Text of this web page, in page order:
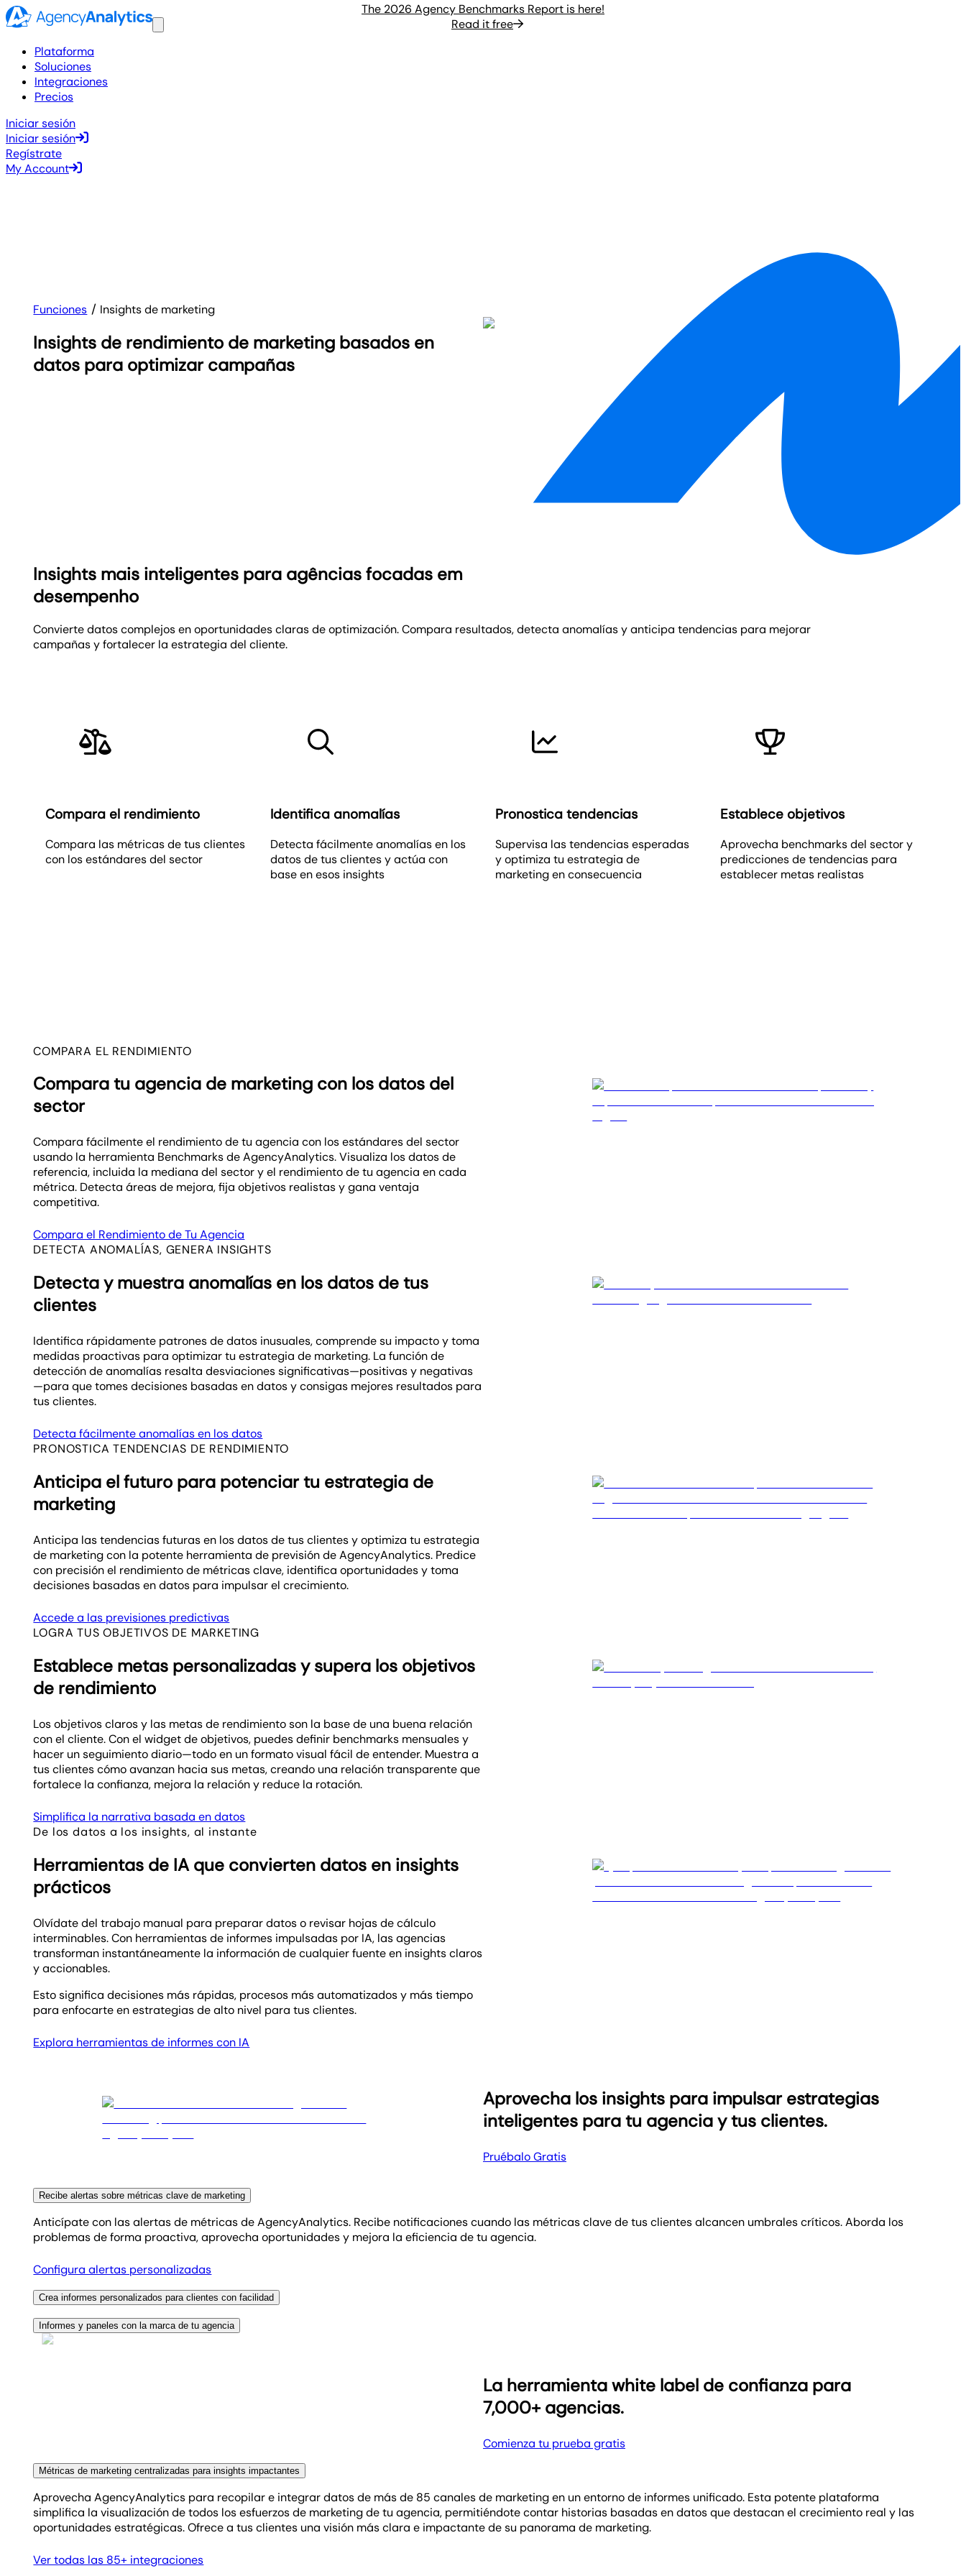
The 2026 Agency Benchmarks Report is here!
Read it free
Plataforma
Soluciones
Integraciones
Precios
Iniciar sesión
Iniciar sesión
Regístrate
My Account
Funciones Insights de marketing
Insights de rendimiento de marketing basados en
datos para optimizar campañas
Insights mais inteligentes para agências focadas em
desempenho
Convierte datos complejos en oportunidades claras de optimización. Compara resultados, detecta anomalías y anticipa tendencias para mejorar
campañas y fortalecer la estrategia del cliente.
Compara el rendimiento
Compara las métricas de tus clientes
con los estándares del sector
Identifica anomalías
Detecta fácilmente anomalías en los
datos de tus clientes y actúa con
base en esos insights
Pronostica tendencias
Supervisa las tendencias esperadas
y optimiza tu estrategia de
marketing en consecuencia
Establece objetivos
Aprovecha benchmarks del sector y
predicciones de tendencias para
establecer metas realistas
COMPARA EL RENDIMIENTO
Compara tu agencia de marketing con los datos del
sector
Compara fácilmente el rendimiento de tu agencia con los estándares del sector
usando la herramienta Benchmarks de AgencyAnalytics. Visualiza los datos de
referencia, incluida la mediana del sector y el rendimiento de tu agencia en cada
métrica. Detecta áreas de mejora, fija objetivos realistas y gana ventaja
competitiva.
Compara el Rendimiento de Tu Agencia
DETECTA ANOMALÍAS, GENERA INSIGHTS
Detecta y muestra anomalías en los datos de tus
clientes
Identifica rápidamente patrones de datos inusuales, comprende su impacto y toma
medidas proactivas para optimizar tu estrategia de marketing. La función de
detección de anomalías resalta desviaciones significativas—positivas y negativas
—para que tomes decisiones basadas en datos y consigas mejores resultados para
tus clientes.
Detecta fácilmente anomalías en los datos
PRONOSTICA TENDENCIAS DE RENDIMIENTO
Anticipa el futuro para potenciar tu estrategia de
marketing
Anticipa las tendencias futuras en los datos de tus clientes y optimiza tu estrategia
de marketing con la potente herramienta de previsión de AgencyAnalytics. Predice
con precisión el rendimiento de métricas clave, identifica oportunidades y toma
decisiones basadas en datos para impulsar el crecimiento.
Accede a las previsiones predictivas
LOGRA TUS OBJETIVOS DE MARKETING
Establece metas personalizadas y supera los objetivos
de rendimiento
Los objetivos claros y las metas de rendimiento son la base de una buena relación
con el cliente. Con el widget de objetivos, puedes definir benchmarks mensuales y
hacer un seguimiento diario—todo en un formato visual fácil de entender. Muestra a
tus clientes cómo avanzan hacia sus metas, creando una relación transparente que
fortalece la confianza, mejora la relación y reduce la rotación.
Simplifica la narrativa basada en datos
De los datos a los insights, al instante
Herramientas de IA que convierten datos en insights
prácticos
Olvídate del trabajo manual para preparar datos o revisar hojas de cálculo
interminables. Con herramientas de informes impulsadas por IA, las agencias
transforman instantáneamente la información de cualquier fuente en insights claros
y accionables.
Esto significa decisiones más rápidas, procesos más automatizados y más tiempo
para enfocarte en estrategias de alto nivel para tus clientes.
Explora herramientas de informes con IA
Aprovecha los insights para impulsar estrategias
inteligentes para tu agencia y tus clientes.
Pruébalo Gratis
Recibe alertas sobre métricas clave de marketing
Anticípate con las alertas de métricas de AgencyAnalytics. Recibe notificaciones cuando las métricas clave de tus clientes alcancen umbrales críticos. Aborda los
problemas de forma proactiva, aprovecha oportunidades y mejora la eficiencia de tu agencia.
Configura alertas personalizadas
Crea informes personalizados para clientes con facilidad
Aprovecha la flexibilidad del generador de informes drag-and-drop para destacar el enfoque analítico de tu agencia. Personaliza cada elemento del informe—desde
portadas con marca hasta widgets únicos y métricas personalizadas. Esta herramienta intuitiva te permite crear informes detallados y personalizados que reflejan la
Informes y paneles con la marca de tu agencia
La herramienta white label de confianza para
7,000+ agencias.
Comienza tu prueba gratis
Métricas de marketing centralizadas para insights impactantes
Aprovecha AgencyAnalytics para recopilar e integrar datos de más de 85 canales de marketing en un entorno de informes unificado. Esta potente plataforma
simplifica la visualización de todos los esfuerzos de marketing de tu agencia, permitiéndote contar historias basadas en datos que destacan el crecimiento real y las
oportunidades estratégicas. Ofrece a tus clientes una visión más clara e impactante de su panorama de marketing.
Ver todas las 85+ integraciones